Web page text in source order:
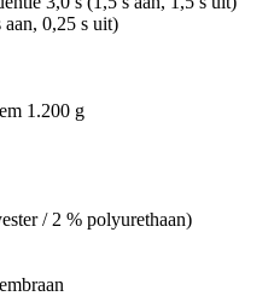
0,25 s uit)
1.200 g
/ 2 % polyurethaan)